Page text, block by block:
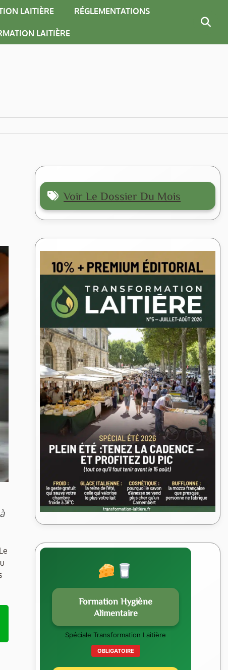
LAITIÈRE RÉGLEMENTATIONS
LAITIÈRE
Voir Le Dossier Du Mois
Formation Hygiène
Alimentaire
Spéciale Transformation Laitière
OBLIGATOIRE